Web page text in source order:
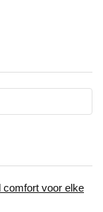
comfort voor elke